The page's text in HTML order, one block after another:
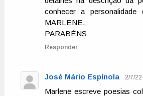
conhecer a personalidade da grande artista
MARLENE.
PARABÉNS
Responder
José Mário Espínola 2/7/
Marlene escreve poesias